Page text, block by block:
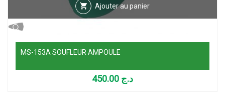
Ajouter au panier
MS-153A SOUFLEUR AMPOULE
د.ج